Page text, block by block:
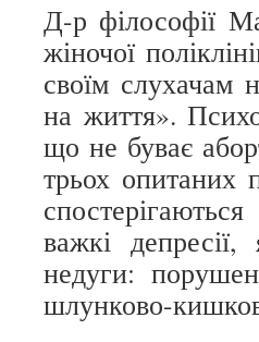
Д-р філософії
жіночої
своїм слухачам
на життя».
що не буває
трьох опитаних
важкі
недуги:
шлунково-